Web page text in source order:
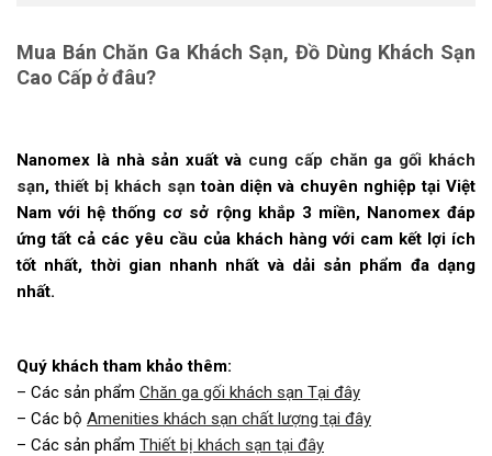
Mua Bán Chăn Ga Khách Sạn, Đồ Dùng Khách Sạn
Cao Cấp ở đâu?
Nanomex là nhà sản xuất và cung cấp chăn ga gối khách
sạn,thiết bị khách sạn toàn diện và chuyên nghiệp tại Việt
Nam với hệ thống cơ sở rộng khắp 3 miền, Nanomex đáp
ứng tất cả các yêu cầu của khách hàng với cam kết lợi ích
tốt nhất, thời gian nhanh nhất và dải sản phẩm đa dạng
nhất.
Quý khách tham khảo thêm:
– Các sản phẩm Chăn ga gối khách sạn Tại đây
– Các bộ Amenities khách sạn chất lượng tại đây
– Các sản phẩm Thiết bị khách sạn tại đây